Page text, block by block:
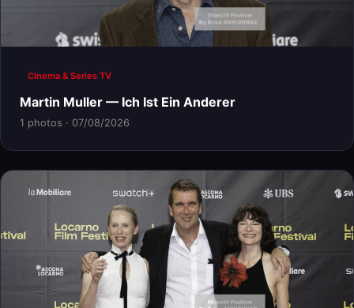
Cinema & Series TV
Martin Muller — Ich Ist Ein Anderer
1 photos · 07/08/2026